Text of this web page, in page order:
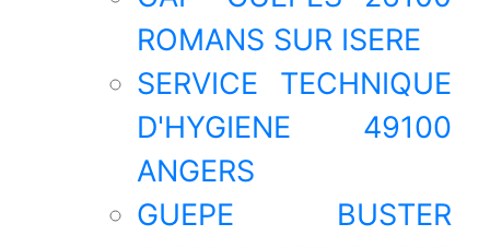
ROMANS SUR ISERE
SERVICE TECHNIQUE
D'HYGIENE 49100
ANGERS
GUEPE BUSTER